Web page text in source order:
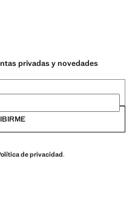
privadas y novedades
de privacidad.